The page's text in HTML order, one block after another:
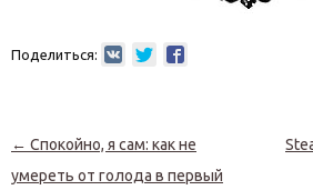
Поделиться:
Навигация по записям
← Спокойно, я сам: как не
умереть от голода в первый